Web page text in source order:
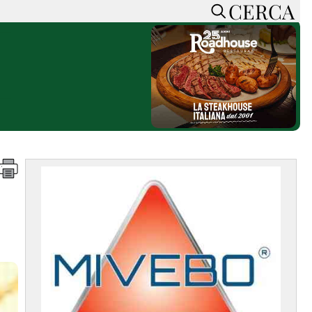
CERCA
ACCEDI o REGISTRATI
CONTATTI
CON NOI
SOSTIENI LA PRESSA
CONOSCI LA PRESSA
COOKIE POLICY
PRIVACY POLICY
FEED RSS
MAPPA DEL SITO
NORMATIVE
DEONTOLOGICHE
CERCA